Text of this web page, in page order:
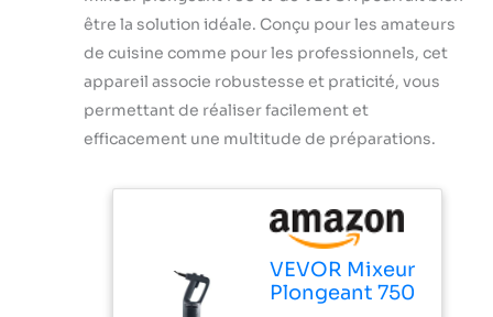
être la solution idéale. Conçu pour les amateurs
de cuisine comme pour les professionnels, cet
appareil associe robustesse et praticité, vous
permettant de réaliser facilement et
efficacement une multitude de préparations.
VEVOR Mixeur
Plongeant 750